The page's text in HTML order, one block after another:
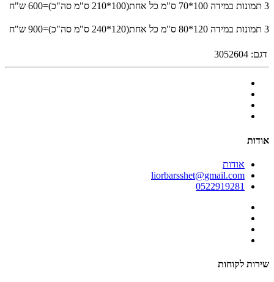
3 תמונות במידה 100*70 ס"מ כל אחת(100*210 ס"מ סה"כ)=600 ש"ח
3 תמונות במידה 120*80 ס"מ כל אחת(120*240 ס"מ סה"כ)=900 ש"ח
דגם: 3052604
אודות
אודות
liorbarsshet@gmail.com
0522919281
שירות לקוחות